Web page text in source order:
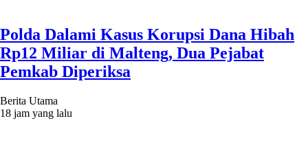
Polda Dalami Kasus Korupsi Dana Hibah
Rp12 Miliar di Malteng, Dua Pejabat
Pemkab Diperiksa
Berita Utama
18 jam yang lalu